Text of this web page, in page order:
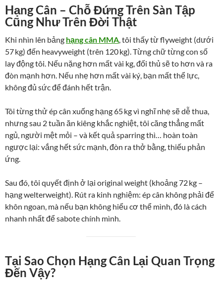
Hạng Cân – Chỗ Đứng Trên Sàn Tập
Cũng Như Trên Đời Thật
Khi nhìn lên bảng hạng cân MMA, tôi thấy từ flyweight (dưới
57 kg) đến heavyweight (trên 120 kg). Từng chữ từng con số
lay động tôi. Nếu nặng hơn mất vài kg, đối thủ sẽ to hơn và ra
đòn mạnh hơn. Nếu nhẹ hơn mất vài ký, bạn mất thể lực,
không đủ sức để đánh hết trận.
Tôi từng thử ép cân xuống hạng 65 kg vì nghĩ nhẹ sẽ dễ thua,
nhưng sau 2 tuần ăn kiêng khắc nghiệt, tôi căng thẳng mất
ngủ, người mệt mỏi – và kết quả sparring thì… hoàn toàn
ngược lại: vắng hết sức mạnh, đòn ra thở bằng, thiếu phản
ứng.
Sau đó, tôi quyết định ở lại original weight (khoảng 72 kg –
hạng welterweight). Rút ra kinh nghiệm: ép cân không phải để
khôn ngoan, mà nếu bạn không hiểu cơ thể mình, đó là cách
nhanh nhất để sabote chính mình.
Tại Sao Chọn Hạng Cân Lại Quan Trọng
Đến Vậy?